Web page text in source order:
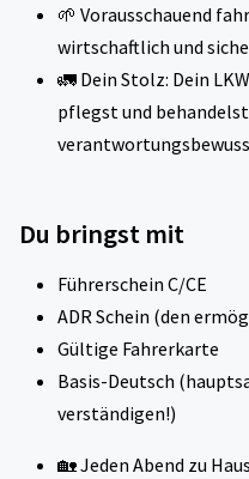
🌱 Vorausschauend
wirtschaftlich und
🚛 Dein Stolz: Dein
pflegst und
Du bringst mit
Führerschein C/CE
ADR Schein (den
Gültige Fahrerkarte
Basis-Deutsch
verständigen!)
🏡 Jeden Abend zu